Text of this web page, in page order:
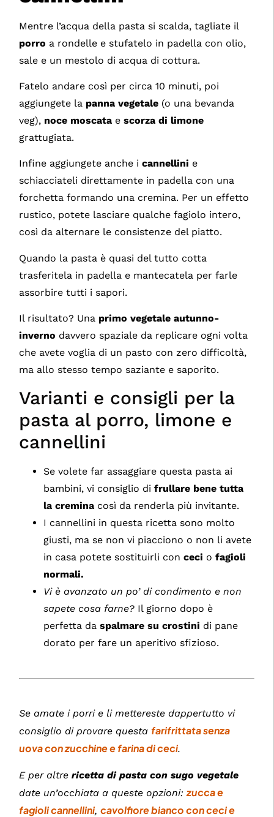
Mentre l’acqua della pasta si scalda, tagliate il
porro a rondelle e stufatelo in padella con olio,
sale e un mestolo di acqua di cottura.
Fatelo andare così per circa 10 minuti, poi
aggiungete la panna vegetale (o una bevanda
veg), noce moscata escorza di limone
grattugiata.
Infine aggiungete anche icannellini e
schiacciateli direttamente in padella con una
forchetta formando una cremina. Per un effetto
rustico, potete lasciare qualche fagiolo intero,
così da alternare le consistenze del piatto.
Quando la pasta è quasi del tutto cotta
trasferitela in padella e mantecatela per farle
assorbire tutti i sapori.
Il risultato? Una primo vegetale autunno-
inverno davvero spaziale da replicare ogni volta
che avete voglia di un pasto con zero difficoltà,
ma allo stesso tempo saziante e saporito.
Varianti e consigli per la
pasta al porro, limone e
cannellini
Se volete far assaggiare questa pasta ai
bambini, vi consiglio difrullare bene tutta
la cremina così da renderla più invitante.
I cannellini in questa ricetta sono molto
giusti, ma se non vi piacciono o non li avete
in casa potete sostituirli conceci ofagioli
normali.
Vi è avanzato un po’ di condimento e non
sapete cosa farne? Il giorno dopo è
perfetta daspalmare su crostini di pane
dorato per fare un aperitivo sfizioso.
Se amate i porri e li mettereste dappertutto vi
consiglio di provare questafarifrittata senza
uova con zucchine e farina di ceci.
E per altrericetta di pasta con sugo vegetale
date un’occhiata a queste opzioni:zucca e
fagioli cannellini,cavolfiore bianco con ceci e